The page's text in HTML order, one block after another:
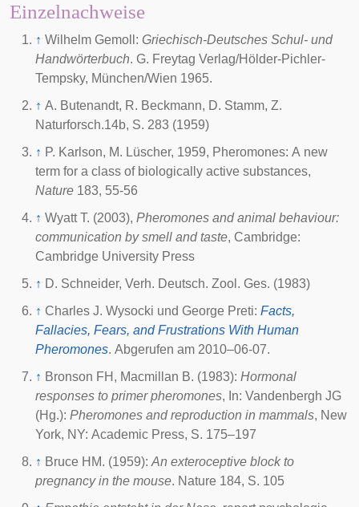
Einzelnachweise
↑ Wilhelm Gemoll : Griechisch-Deutsches Schul- und
Handwörterbuch. G. Freytag Verlag/Hölder-Pichler-
Tempsky, München/Wien 1965.
↑ A. Butenandt, R. Beckmann, D. Stamm, Z.
Naturforsch.14b, S. 283 (1959)
↑ P. Karlson, M. Lüscher, 1959, Pheromones: A new
term for a class of biologically active substances,
Nature 183, 55-56
↑ Wyatt T. (2003), Pheromones and animal behaviour:
communication by smell and taste, Cambridge:
Cambridge University Press
↑ D. Schneider, Verh. Deutsch. Zool. Ges. (1983)
↑ Charles J. Wysocki und George Preti: Facts,
Fallacies, Fears, and Frustrations With Human
Pheromones. Abgerufen am 2010–06-07.
↑ Bronson FH, Macmillan B. (1983): Hormonal
responses to primer pheromones, In: Vandenbergh JG
(Hg.): Pheromones and reproduction in mammals, New
York, NY: Academic Press, S. 175–197
↑ Bruce HM. (1959): An exteroceptive block to
pregnancy in the mouse. Nature 184, S. 105